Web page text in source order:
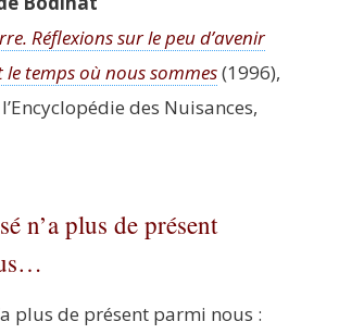
Réflexions sur le peu d’a­ve­nir
temps où nous sommes(1996),
des Nui­sances,
n’a plus de présent
plus de pré­sent par­mi nous :